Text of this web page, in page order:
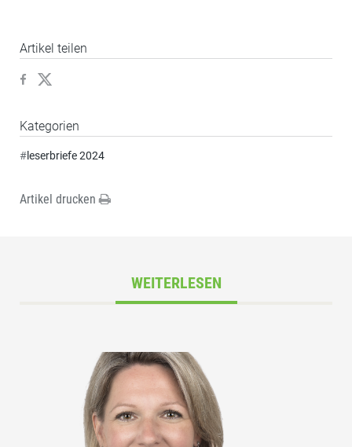
Artikel teilen
Kategorien
#leserbriefe 2024
Artikel drucken
WEITERLESEN